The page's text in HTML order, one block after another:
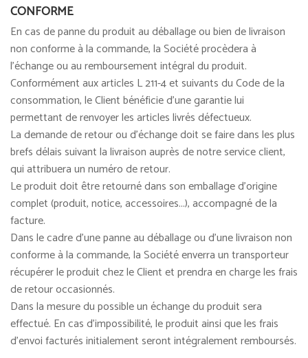
CONFORME
En cas de panne du produit au déballage ou bien de livraison
non conforme à la commande, la Société procèdera à
l'échange ou au remboursement intégral du produit.
Conformément aux articles L 211-4 et suivants du Code de la
consommation, le Client bénéficie d'une garantie lui
permettant de renvoyer les articles livrés défectueux.
La demande de retour ou d'échange doit se faire dans les plus
brefs délais suivant la livraison auprès de notre service client,
qui attribuera un numéro de retour.
Le produit doit être retourné dans son emballage d'origine
complet (produit, notice, accessoires...), accompagné de la
facture.
Dans le cadre d'une panne au déballage ou d'une livraison non
conforme à la commande, la Société enverra un transporteur
récupérer le produit chez le Client et prendra en charge les frais
de retour occasionnés.
Dans la mesure du possible un échange du produit sera
effectué. En cas d'impossibilité, le produit ainsi que les frais
d'envoi facturés initialement seront intégralement remboursés.